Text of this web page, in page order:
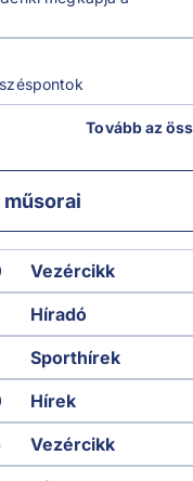
Tovább az
műsorai
Vezércikk
Híradó
Sporthírek
Hírek
Vezércikk